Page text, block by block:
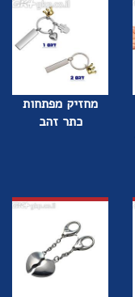
מחזיק מפתחות
כתר זהב